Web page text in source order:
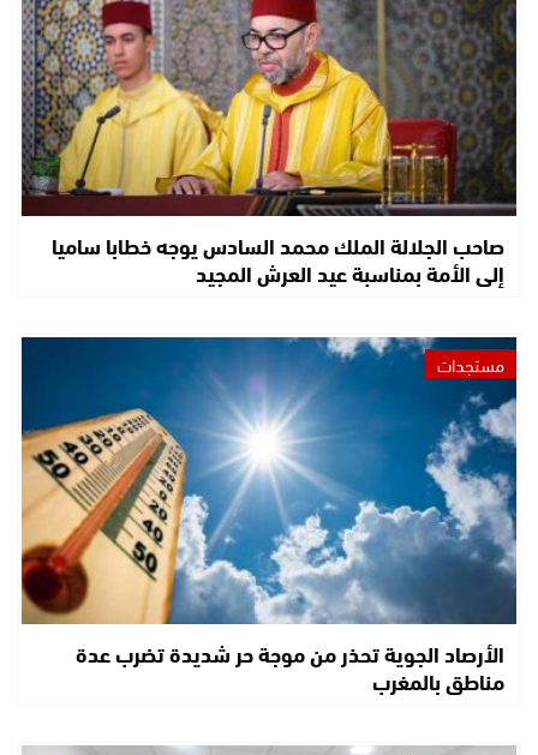
صاحب الجلالة الملك محمد السادس يوجه خطابا ساميا
إلى الأمة بمناسبة عيد العرش المجيد
مستجدات
الأرصاد الجوية تحذر من موجة حر شديدة تضرب عدة
مناطق بالمغرب